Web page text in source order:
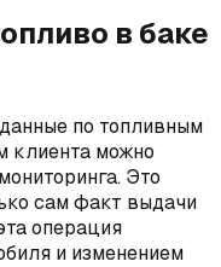
в баке
по топливным
клиента можно
Это
сам факт выдачи
операция
и изменением